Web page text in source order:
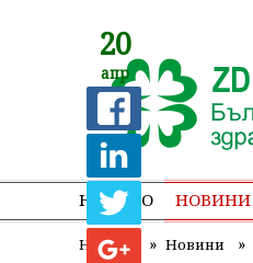
НАЧАЛО НОВИНИ
Начало » Новини »
20
апр